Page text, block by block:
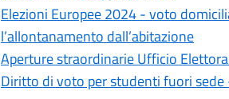
Elezioni Europee 2024 - voto
l’allontanamento dall’abitazione
Aperture straordinarie Ufficio
Diritto di voto per studenti fuori